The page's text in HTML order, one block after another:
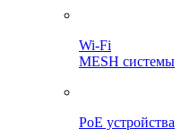
Wi-Fi
MESH системы
PoE устройства